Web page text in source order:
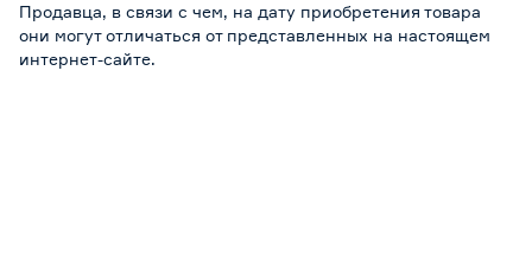
Продавца, в связи с чем, на дату приобретения товара
они могут отличаться от представленных на настоящем
интернет-сайте.